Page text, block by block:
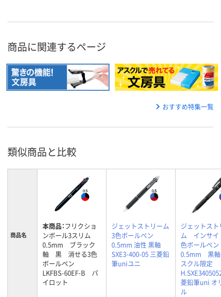
商品に関連するページ
おすすめ特集一覧
類似商品と比較
商品名
本商品：フリクショ
ンボール3スリム
0.5mm ブラック
軸 黒 消せる3色
ボールペン
LKFBS-60EF-B パ
イロット
ジェットストリーム
3色ボールペン
0.5mm 油性 黒軸
SXE3-400-05 三菱鉛
筆uniユニ
ジェットスト
ム インサ
色ボールペ
0.5mm 黒
スクル限定
菱鉛筆uni オ
ル